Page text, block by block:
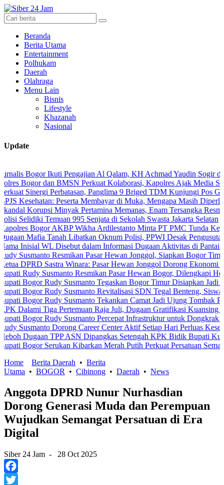
Beranda
Berita Utama
Entertainment
Polhukam
Daerah
Olahraga
Menu Lain
Bisnis
Lifestyle
Khazanah
Nasional
Update
Ikuti Pengajian Al Qalam, KH Achmad Yaudin Sogir dan Gus
dan BMSN Perkuat Kolaborasi, Kapolres Ajak Media Sajikan
Perbatasan, Panglima 9 Briged TDM Kunjungi Pos Gabma
Peserta Membayar di Muka, Mengapa Masih Diperlakukan
Minyak Pertamina Memanas, Enam Tersangka Resmi Diseret
Temuan 995 Senjata di Sekolah Swasta Jakarta Selatan
AKBP Wikha Ardilestanto Minta PT PMC Tunda Kegiatan
Tanah Libatkan Oknum Polisi, PPWI Desak Pengusutan Tuntas
WL Disebut dalam Informasi Dugaan Aktivitas di Pantai Zore,
Resmikan Pasar Hewan Jonggol, Siapkan Bogor Timur Jadi
Sastra Winara: Pasar Hewan Jonggol Dorong Ekonomi Bogor
Susmanto Resmikan Pasar Hewan Bogor, Dilengkapi Hotel
Rudy Susmanto Tegaskan Bogor Timur Disiapkan Jadi Pusat
Rudy Susmanto Revitalisasi SDN Tegal Benteng, Siswa Kini
Rudy Susmanto Tekankan Camat Jadi Ujung Tombak Pelayanan
Tiga Pertemuan Raja Juli, Dugaan Gratifikasi Kuansing Menguat
Rudy Susmanto Percepat Infrastruktur untuk Dongkrak Investasi
Dorong Career Center Aktif Setiap Hari Perluas Kesempatan
TPP ASN Dipangkas Setengah KPK Bidik Bupati Kuansing
Serukan Kibarkan Merah Putih Perkuat Persatuan Semangat
Home
Berita Daerah • Berita
Utama • BOGOR • Cibinong • Daerah • News
Anggota DPRD Nunur Nurhasdian
Dorong Generasi Muda dan Perempuan
Wujudkan Semangat Persatuan di Era
Digital
Siber 24 Jam - 28 Oct 2025
Facebook